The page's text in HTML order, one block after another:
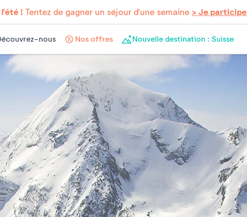
!Tentez de gagner un séjour d'une semaine > Je
nous Nos offres Nouvelle destination : Suisse